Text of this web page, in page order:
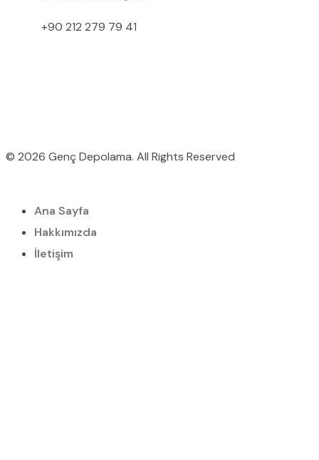
+90 212 279 79 41
© 2026 Genç Depolama. All Rights Reserved
Ana Sayfa
Hakkımızda
İletişim